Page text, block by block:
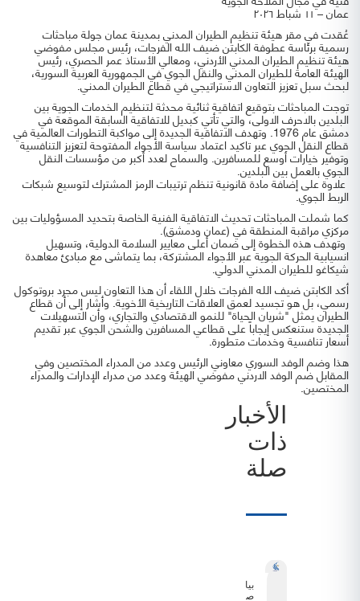
عمان – ١١ شباط ٢٠٢٦
عُقدت في مقر هيئة تنظيم الطيران المدني بمدينة عمان جولة مباحثات
رسمية برئاسة عطوفة الكابتن ضيف الله الفرجات، رئيس مجلس مفوضي
هيئة تنظيم الطيران المدني الأردني، ومعالي الأستاذ عمر الحصري، رئيس
الهيئة العامة للطيران المدني والنقل الجوي في الجمهورية العربية السورية،
لبحث سبل تعزيز التعاون الاستراتيجي في قطاع الطيران المدني.
توجت المباحثات بتوقيع اتفاقية ثنائية محدثة لتنظيم الخدمات الجوية بين
البلدين بالاحرف الاولى، والتي تأتي كبديل للاتفاقية السابقة الموقعة في
دمشق عام 1976. وتهدف الاتفاقية الجديدة إلى مواكبة التطورات العالمية في
قطاع النقل الجوي عبر تاكيد اعتماد سياسة الأجواء المفتوحة لتعزيز التنافسية
وتوفير خيارات أوسع للمسافرين. والسماح لعدد أكبر من مؤسسات النقل
الجوي بالعمل بين البلدين.
علاوة على إضافة مادة قانونية تنظم ترتيبات الرمز المشترك لتوسيع شبكات
الربط الجوي.
كما شملت المباحثات تحديث الاتفاقية الفنية الخاصة بتحديد المسؤوليات بين
مركزي مراقبة المنطقة في (عمان ودمشق).
وتهدف هذه الخطوة إلى ضمان أعلى معايير السلامة الدولية، وتسهيل
انسيابية الحركة الجوية عبر الأجواء المشتركة، بما يتماشى مع مبادئ معاهدة
شيكاغو للطيران المدني الدولي.
أكد الكابتن ضيف الله الفرجات خلال اللقاء أن هذا التعاون ليس مجرد بروتوكول
رسمي، بل هو تجسيد لعمق العلاقات التاريخية الأخوية. وأشار إلى أن قطاع
الطيران يمثل "شريان الحياة" للنمو الاقتصادي والتجاري، وأن التسهيلات
الجديدة ستنعكس إيجاباً على قطاعي المسافرين والشحن الجوي عبر تقديم
أسعار تنافسية وخدمات متطورة.
هذا وضم الوفد السوري معاوني الرئيس وعدد من المدراء المختصين وفي
المقابل ضم الوفد الاردني مفوضي الهيئة وعدد من مدراء الإدارات والمدراء
المختصين.
الأخبار
ذات
صلة
بيان
صحفي